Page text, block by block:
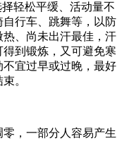
轻松平缓、活动量不
行车、跳舞等，以防
、尚未出汗最佳，汗
到锻炼，又可避免寒
宜过早或过晚，最好
。
，一部分人容易产生